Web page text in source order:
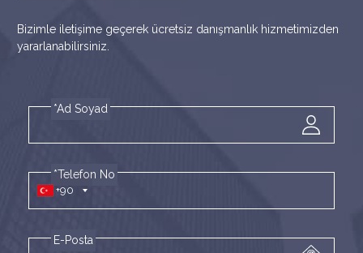
Bizimle iletişime geçerek ücretsiz danışmanlık hizmetimizden
yararlanabilirsiniz.
*Ad Soyad
+90
*Telefon No
E-Posta